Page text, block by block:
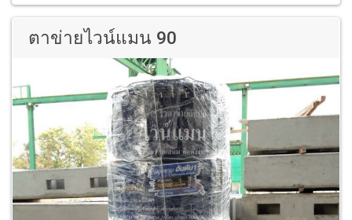
ตาข่ายไวน์แมน 90